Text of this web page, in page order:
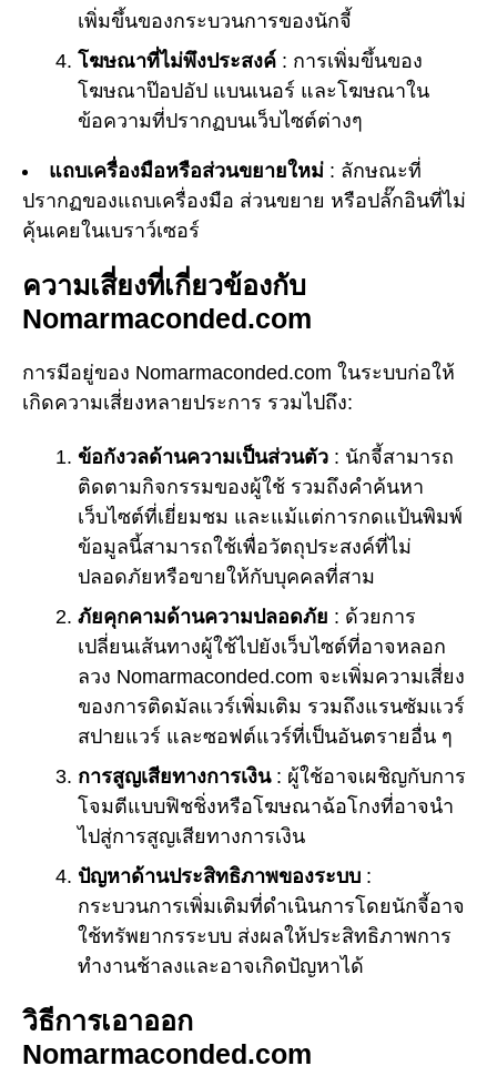
เพิ่มขึ้นของกระบวนการของนักจี้
โฆษณาที่ไม่พึงประสงค์ : การเพิ่มขึ้นของ
โฆษณาป๊อปอัป แบนเนอร์ และโฆษณาใน
ข้อความที่ปรากฏบนเว็บไซต์ต่างๆ
แถบเครื่องมือหรือส่วนขยายใหม่ : ลักษณะที่
ปรากฏของแถบเครื่องมือ ส่วนขยาย หรือปลั๊กอินที่ไม่
คุ้นเคยในเบราว์เซอร์
ความเสี่ยงที่เกี่ยวข้องกับ
Nomarmaconded.com
การมีอยู่ของ Nomarmaconded.com ในระบบก่อให้
เกิดความเสี่ยงหลายประการ รวมไปถึง:
ข้อกังวลด้านความเป็นส่วนตัว : นักจี้สามารถ
ติดตามกิจกรรมของผู้ใช้ รวมถึงคำค้นหา
เว็บไซต์ที่เยี่ยมชม และแม้แต่การกดแป้นพิมพ์
ข้อมูลนี้สามารถใช้เพื่อวัตถุประสงค์ที่ไม่
ปลอดภัยหรือขายให้กับบุคคลที่สาม
ภัยคุกคามด้านความปลอดภัย : ด้วยการ
เปลี่ยนเส้นทางผู้ใช้ไปยังเว็บไซต์ที่อาจหลอก
ลวง Nomarmaconded.com จะเพิ่มความเสี่ยง
ของการติดมัลแวร์เพิ่มเติม รวมถึงแรนซัมแวร์
สปายแวร์ และซอฟต์แวร์ที่เป็นอันตรายอื่น ๆ
การสูญเสียทางการเงิน: ผู้ใช้อาจเผชิญกับการ
โจมตีแบบฟิชชิ่งหรือโฆษณาฉ้อโกงที่อาจนำ
ไปสู่การสูญเสียทางการเงิน
ปัญหาด้านประสิทธิภาพของระบบ :
กระบวนการเพิ่มเติมที่ดำเนินการโดยนักจี้อาจ
ใช้ทรัพยากรระบบ ส่งผลให้ประสิทธิภาพการ
ทำงานช้าลงและอาจเกิดปัญหาได้
วิธีการเอาออก
Nomarmaconded.com